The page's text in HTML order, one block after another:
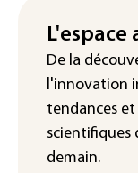
"Retour en
chaleur
France
De la
l'innovation
tendances et
scientifiques
demain.